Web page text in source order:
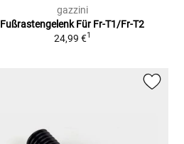
gazzini
Fußrastengelenk Für Fr-T1/Fr-T2
24,99 €1